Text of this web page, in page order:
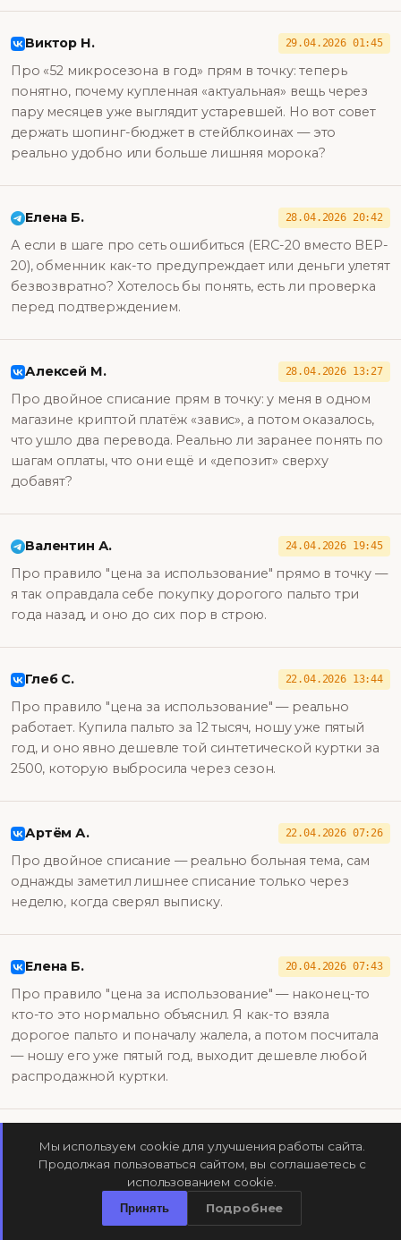
Виктор Н. 29.04.2026 01:45
Про «52 микросезона в год» прям в точку: теперь
понятно, почему купленная «актуальная» вещь через
пару месяцев уже выглядит устаревшей. Но вот совет
держать шопинг-бюджет в стейблкоинах — это
реально удобно или больше лишняя морока?
Елена Б. 28.04.2026 20:42
А если в шаге про сеть ошибиться (ERC-20 вместо BEP-
20), обменник как-то предупреждает или деньги улетят
безвозвратно? Хотелось бы понять, есть ли проверка
перед подтверждением.
Алексей М. 28.04.2026 13:27
Про двойное списание прям в точку: у меня в одном
магазине криптой платёж «завис», а потом оказалось,
что ушло два перевода. Реально ли заранее понять по
шагам оплаты, что они ещё и «депозит» сверху
добавят?
Валентин А. 24.04.2026 19:45
Про правило "цена за использование" прямо в точку —
я так оправдала себе покупку дорогого пальто три
года назад, и оно до сих пор в строю.
Глеб С. 22.04.2026 13:44
Про правило "цена за использование" — реально
работает. Купила пальто за 12 тысяч, ношу уже пятый
год, и оно явно дешевле той синтетической куртки за
2500, которую выбросила через сезон.
Артём А. 22.04.2026 07:26
Про двойное списание — реально больная тема, сам
однажды заметил лишнее списание только через
неделю, когда сверял выписку.
Елена Б. 20.04.2026 07:43
Про правило "цена за использование" — наконец-то
кто-то это нормально объяснил. Я как-то взяла
дорогое пальто и поначалу жалела, а потом посчитала
— ношу его уже пятый год, выходит дешевле любой
распродажной куртки.
Роман К. 19.04.2026 15:50
Интересно про Birkin — 14% годовых звучит
убедительно, но это же единицы экземпляров в
нужном состоянии, а не массовая история.
Мы используем cookie для улучшения работы сайта.
Продолжая пользоваться сайтом, вы соглашаетесь с
использованием cookie.
Принять Подробнее